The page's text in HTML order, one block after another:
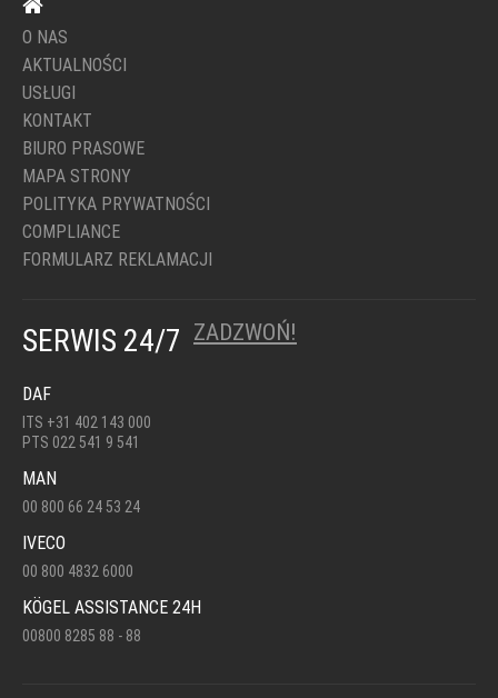
O NAS
AKTUALNOŚCI
USŁUGI
KONTAKT
BIURO PRASOWE
MAPA STRONY
POLITYKA PRYWATNOŚCI
COMPLIANCE
FORMULARZ REKLAMACJI
SERWIS 24/7 ZADZWOŃ!
DAF
ITS +31 402 143 000
PTS 022 541 9 541
MAN
00 800 66 24 53 24
IVECO
00 800 4832 6000
KÖGEL ASSISTANCE 24H
00800 8285 88 - 88